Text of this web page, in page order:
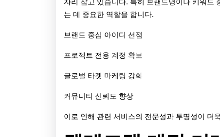
방
법
는 데 중요한 역할을 합니다.
브랜드 중심 아이디 선점
프로젝트 전용 계정 확보
글로벌 타겟 마케팅 강화
커뮤니티 신뢰도 향상
이로 인해 관련 서비스의 전문성과 투명성이 더